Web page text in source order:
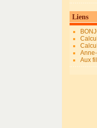
Liens
Aux